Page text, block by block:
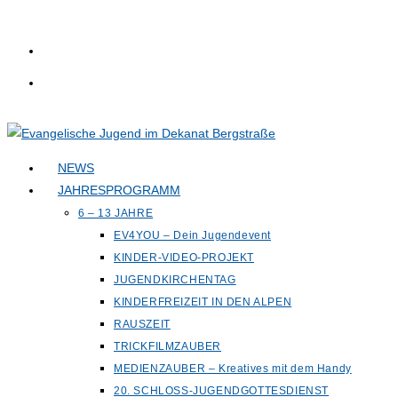
NEWS
JAHRESPROGRAMM
6 – 13 JAHRE
EV4YOU – Dein Jugendevent
KINDER-VIDEO-PROJEKT
JUGENDKIRCHENTAG
KINDERFREIZEIT IN DEN ALPEN
RAUSZEIT
TRICKFILMZAUBER
MEDIENZAUBER – Kreatives mit dem Handy
20. SCHLOSS-JUGENDGOTTESDIENST